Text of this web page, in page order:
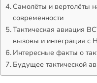
Самолёты и вертолёты
современности
Тактическая авиация
вызовы и интеграция с
Интересные факты о
Будущее тактической